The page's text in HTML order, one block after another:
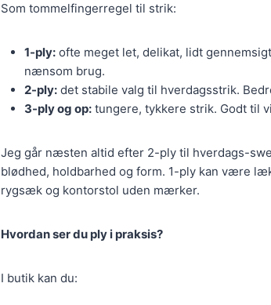
Som tommelfingerregel til strik:
1-ply: ofte meget let, delikat, lidt
nænsom brug.
2-ply: det stabile valg til hverdagsstrik.
3-ply og op: tungere, tykkere strik. Godt til
Jeg går næsten altid efter 2-ply til hverdags-
blødhed, holdbarhed og form. 1-ply kan være
rygsæk og kontorstol uden mærker.
Hvordan ser du ply i praksis?
I butik kan du: